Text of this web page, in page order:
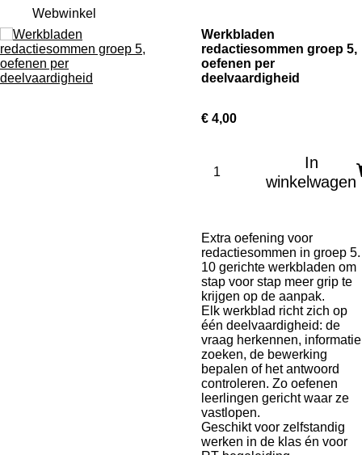
Webwinkel
Werkbladen
redactiesommen groep 5,
oefenen per
deelvaardigheid
€ 4,00
In
winkelwagen
Extra oefening voor
redactiesommen in groep 5.
10 gerichte werkbladen om
stap voor stap meer grip te
krijgen op de aanpak.
Elk werkblad richt zich op
één deelvaardigheid: de
vraag herkennen, informatie
zoeken, de bewerking
bepalen of het antwoord
controleren. Zo oefenen
leerlingen gericht waar ze
vastlopen.
Geschikt voor zelfstandig
werken in de klas én voor